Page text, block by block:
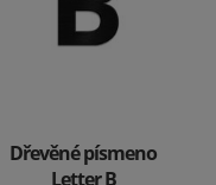
Dřevěné písmeno
Letter B